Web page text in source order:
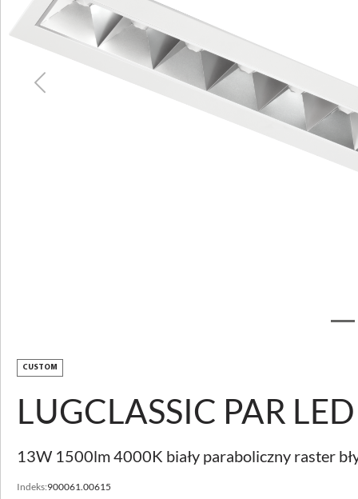
Previous
CUSTOM
LUGCLASSIC PAR
13W 1500lm 4000K biały paraboliczny raster
Indeks:900061.00615
Previous Next
DO POBRANIA
AKCESORIA